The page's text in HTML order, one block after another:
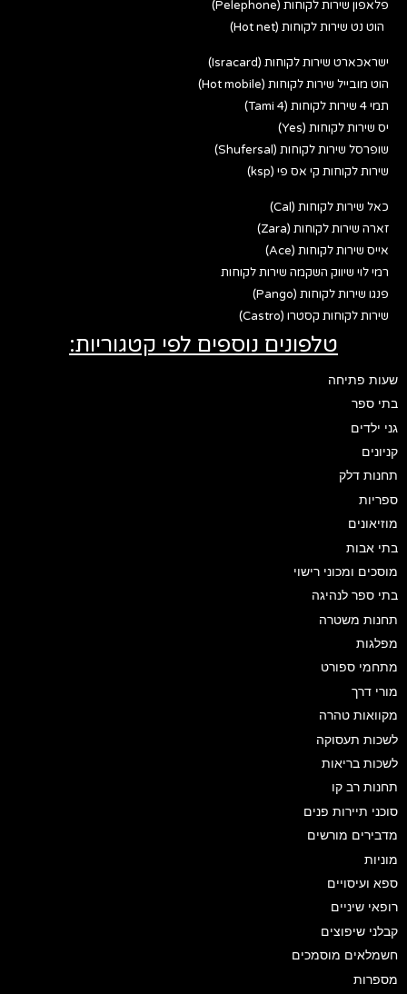
פלאפון שירות לקוחות (Pelephone)
הוט נט שירות לקוחות (Hot net)
ישראכארט שירות לקוחות (Isracard)
הוט מובייל שירות לקוחות (Hot mobile)
תמי 4 שירות לקוחות (Tami 4)
יס שירות לקוחות (Yes)
שופרסל שירות לקוחות (Shufersal)
שירות לקוחות קי אס פי (ksp)
כאל שירות לקוחות (Cal)
זארה שירות לקוחות (Zara)
אייס שירות לקוחות (Ace)
רמי לוי שיווק השקמה שירות לקוחות
פנגו שירות לקוחות (Pango)
שירות לקוחות קסטרו (Castro)
טלפונים נוספים לפי קטגוריות:
שעות פתיחה
בתי ספר
גני ילדים
קניונים
תחנות דלק
ספריות
מוזיאונים
בתי אבות
מוסכים ומכוני רישוי
בתי ספר לנהיגה
תחנות משטרה
מפלגות
מתחמי ספורט
מורי דרך
מקוואות טהרה
לשכות תעסוקה
לשכות בריאות
תחנות רב קו
סוכני תיירות פנים
מדבירים מורשים
מוניות
ספא ועיסויים
רופאי שיניים
קבלני שיפוצים
חשמלאים מוסמכים
מספרות